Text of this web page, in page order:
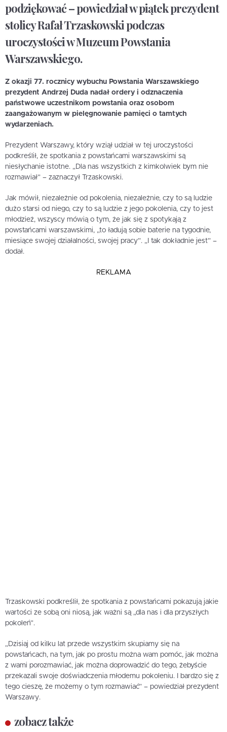
podziękować – powiedział w piątek prezydent
stolicy Rafał Trzaskowski podczas
uroczystości w Muzeum Powstania
Warszawskiego.
Z okazji 77. rocznicy wybuchu Powstania Warszawskiego
prezydent Andrzej Duda nadał ordery i odznaczenia
państwowe uczestnikom powstania oraz osobom
zaangażowanym w pielęgnowanie pamięci o tamtych
wydarzeniach.
Prezydent Warszawy, który wziął udział w tej uroczystości
podkreślił, że spotkania z powstańcami warszawskimi są
niesłychanie istotne. „Dla nas wszystkich z kimkolwiek bym nie
rozmawiał” – zaznaczył Trzaskowski.
Jak mówił, niezależnie od pokolenia, niezależnie, czy to są ludzie
dużo starsi od niego, czy to są ludzie z jego pokolenia, czy to jest
młodzież, wszyscy mówią o tym, że jak się z spotykają z
powstańcami warszawskimi, „to ładują sobie baterie na tygodnie,
miesiące swojej działalności, swojej pracy”. „I tak dokładnie jest” –
dodał.
REKLAMA
Trzaskowski podkreślił, że spotkania z powstańcami pokazują jakie
wartości ze sobą oni niosą, jak ważni są „dla nas i dla przyszłych
pokoleń”.
„Dzisiaj od kilku lat przede wszystkim skupiamy się na
powstańcach, na tym, jak po prostu można wam pomóc, jak można
z wami porozmawiać, jak można doprowadzić do tego, żebyście
przekazali swoje doświadczenia młodemu pokoleniu. I bardzo się z
tego cieszę, że możemy o tym rozmawiać” – powiedział prezydent
Warszawy.
zobacz także